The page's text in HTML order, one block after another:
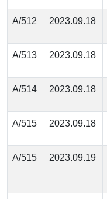
А/512 2023.09.18
А/513 2023.09.18
А/514 2023.09.18
А/515 2023.09.18
А/515 2023.09.19